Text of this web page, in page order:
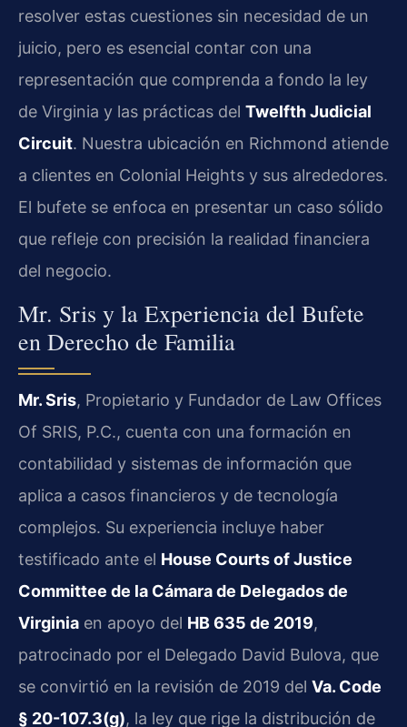
resolver estas cuestiones sin necesidad de un
juicio, pero es esencial contar con una
representación que comprenda a fondo la ley
de Virginia y las prácticas del Twelfth Judicial
Circuit. Nuestra ubicación en Richmond atiende
a clientes en Colonial Heights y sus alrededores.
El bufete se enfoca en presentar un caso sólido
que refleje con precisión la realidad financiera
del negocio.
Mr. Sris y la Experiencia del Bufete
en Derecho de Familia
Mr. Sris, Propietario y Fundador de Law Offices
Of SRIS, P.C., cuenta con una formación en
contabilidad y sistemas de información que
aplica a casos financieros y de tecnología
complejos. Su experiencia incluye haber
testificado ante el House Courts of Justice
Committee de la Cámara de Delegados de
Virginia en apoyo del HB 635 de 2019,
patrocinado por el Delegado David Bulova, que
se convirtió en la revisión de 2019 del Va. Code
§ 20-107.3(g), la ley que rige la distribución de